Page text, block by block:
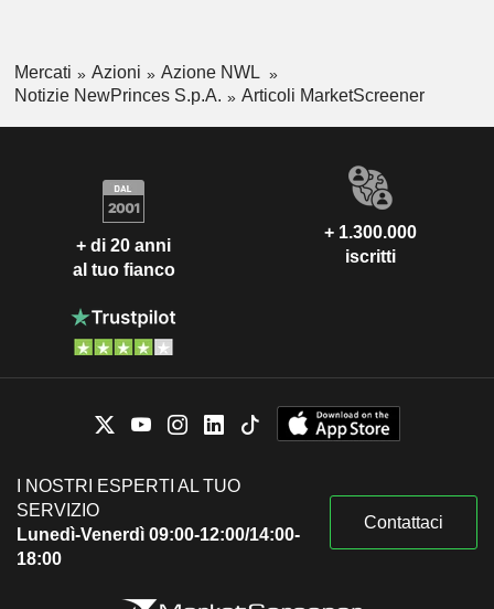
Mercati Azioni
Azione NWL
Notizie NewPrinces S.p.A.
Articoli MarketScreener
+ di 20 anni
al tuo fianco
+ 1.300.000
iscritti
I NOSTRI ESPERTI AL TUO
SERVIZIO
Lunedì-Venerdì 09:00-12:00/14:00-
18:00
Contattaci